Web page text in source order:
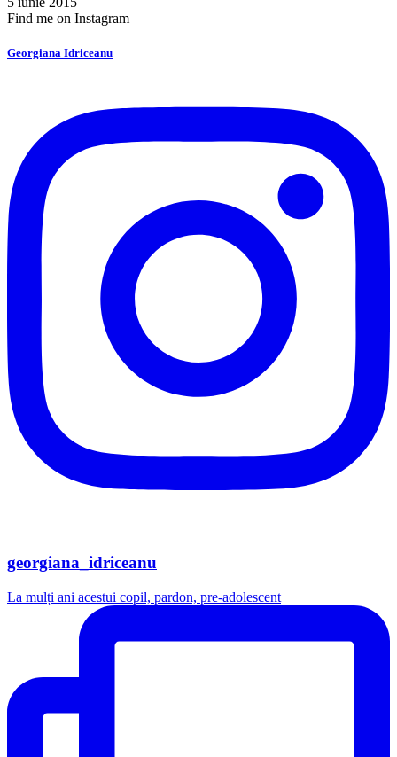
Find me on Instagram
Georgiana Idriceanu
georgiana_idriceanu
La mulți ani acestui copil, pardon, pre-adolescent